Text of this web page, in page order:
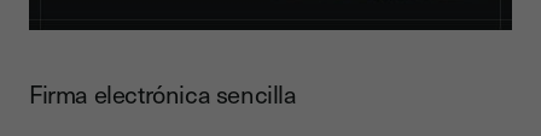
Firma electrónica sencilla